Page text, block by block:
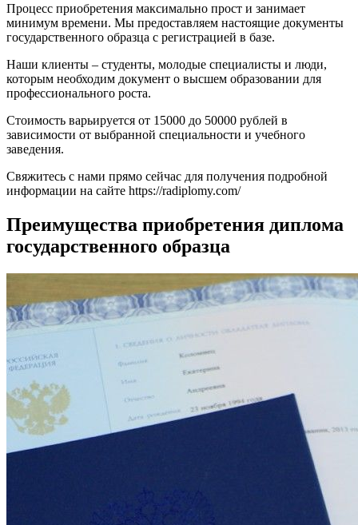
Процесс приобретения максимально прост и занимает
минимум времени. Мы предоставляем настоящие документы
государственного образца с регистрацией в базе.
Наши клиенты – студенты, молодые специалисты и люди,
которым необходим документ о высшем образовании для
профессионального роста.
Стоимость варьируется от 15000 до 50000 рублей в
зависимости от выбранной специальности и учебного
заведения.
Свяжитесь с нами прямо сейчас для получения подробной
информации на сайте https://radiplomy.com/
Преимущества приобретения диплома
государственного образца